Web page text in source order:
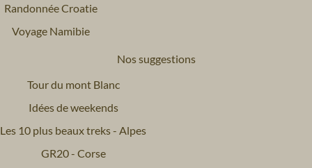
Randonnée Croatie
Voyage Namibie
Nos suggestions
Tour du mont Blanc
Idées de weekends
Les 10 plus beaux treks - Alpes
GR20 - Corse